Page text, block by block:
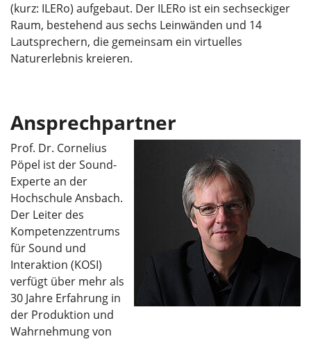
(kurz: ILERo) aufgebaut. Der ILERo ist ein sechseckiger
Raum, bestehend aus sechs Leinwänden und 14
Lautsprechern, die gemeinsam ein virtuelles
Naturerlebnis kreieren.
Ansprechpartner
Prof. Dr. Cornelius
Pöpel ist der Sound-
Experte an der
Hochschule Ansbach.
Der Leiter des
Kompetenzzentrums
für Sound und
Interaktion (KOSI)
verfügt über mehr als
30 Jahre Erfahrung in
der Produktion und
Wahrnehmung von